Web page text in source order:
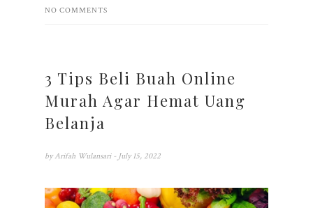
NO COMMENTS
3 Tips Beli Buah Online
Murah Agar Hemat Uang
Belanja
by Arifah Wulansari - July 15, 2022